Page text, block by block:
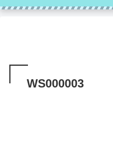
WS000003